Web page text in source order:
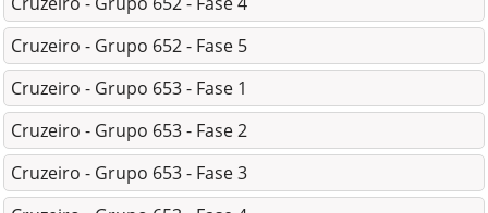
Cruzeiro - Grupo 652 - Fase 5
Cruzeiro - Grupo 653 - Fase 1
Cruzeiro - Grupo 653 - Fase 2
Cruzeiro - Grupo 653 - Fase 3